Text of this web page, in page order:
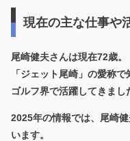
現在の主な仕事や
尾崎健夫さんは現在72歳。
「ジェット尾崎」の愛称
ゴルフ界で活躍してきまし
2025年の情報では、尾崎
います。